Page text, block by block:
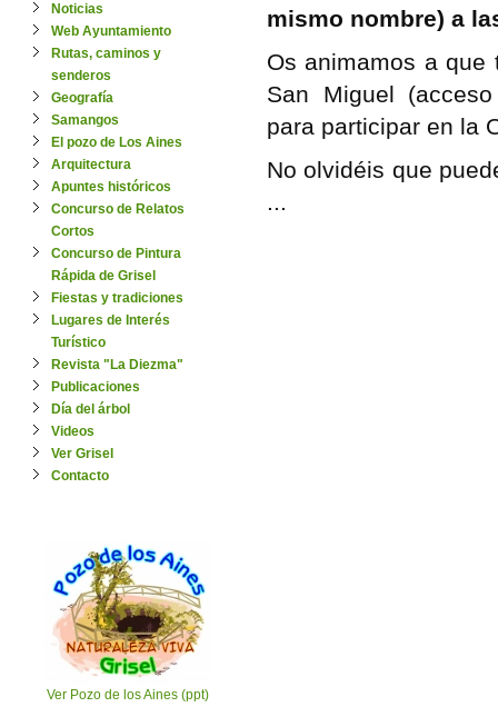
Noticias
Web Ayuntamiento
Rutas, caminos y
senderos
Geografía
Samangos
El pozo de Los Aines
Arquitectura
Apuntes históricos
Concurso de Relatos
Cortos
Concurso de Pintura
Rápida de Grisel
Fiestas y tradiciones
Lugares de Interés
Turístico
Revista "La Diezma"
Publicaciones
Día del árbol
Videos
Ver Grisel
Contacto
Ver Pozo de los Aines (ppt)
mismo nombre) a
Os animamos a que
San Miguel
para participar en la
No olvidéis que
...